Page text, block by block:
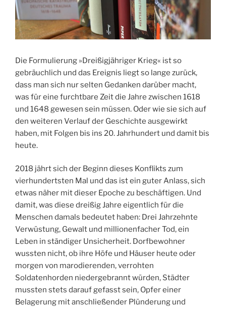
Die Formulierung »Dreißigjähriger Krieg« ist so
gebräuchlich und das Ereignis liegt so lange zurück,
dass man sich nur selten Gedanken darüber macht,
was für eine furchtbare Zeit die Jahre zwischen 1618
und 1648 gewesen sein müssen. Oder wie sie sich auf
den weiteren Verlauf der Geschichte ausgewirkt
haben, mit Folgen bis ins 20. Jahrhundert und damit bis
heute.
2018 jährt sich der Beginn dieses Konflikts zum
vierhundertsten Mal und das ist ein guter Anlass, sich
etwas näher mit dieser Epoche zu beschäftigen. Und
damit, was diese dreißig Jahre eigentlich für die
Menschen damals bedeutet haben: Drei Jahrzehnte
Verwüstung, Gewalt und millionenfacher Tod, ein
Leben in ständiger Unsicherheit. Dorfbewohner
wussten nicht, ob ihre Höfe und Häuser heute oder
morgen von marodierenden, verrohten
Soldatenhorden niedergebrannt würden, Städter
mussten stets darauf gefasst sein, Opfer einer
Belagerung mit anschließender Plünderung und